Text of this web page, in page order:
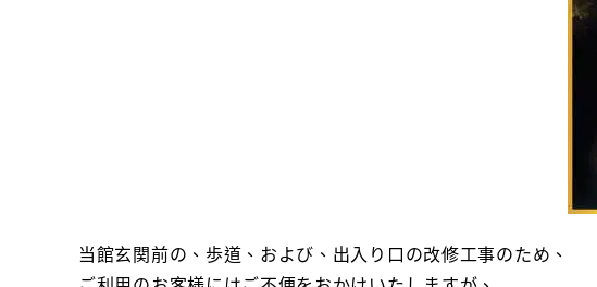
当館玄関前の、歩道、および、出入り口の改修工事のため、